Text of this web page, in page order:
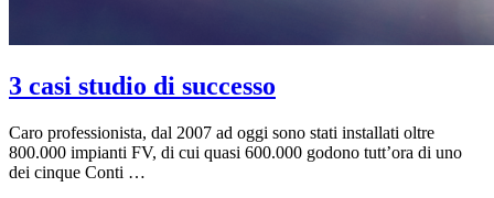
3 casi studio di successo
Caro professionista, dal 2007 ad oggi sono stati installati oltre
800.000 impianti FV, di cui quasi 600.000 godono tutt’ora di uno
dei cinque Conti …